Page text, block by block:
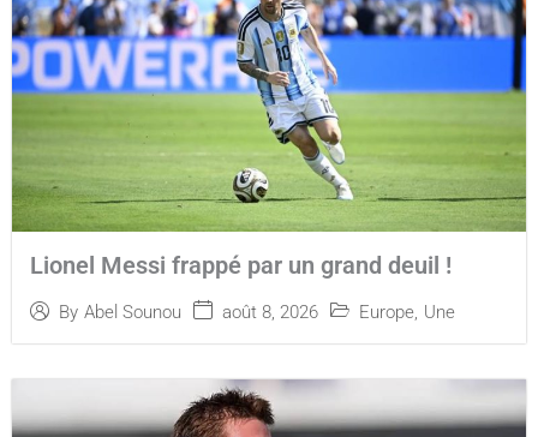
Lionel Messi frappé par un grand deuil !
By Abel Sounou août 8, 2026 Europe, Une